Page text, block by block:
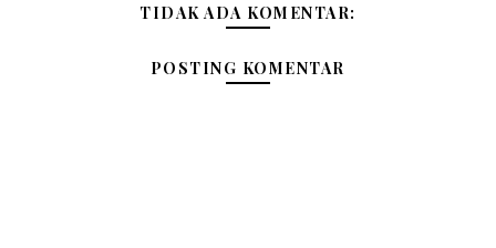
TIDAK ADA KOMENTAR:
POSTING KOMENTAR